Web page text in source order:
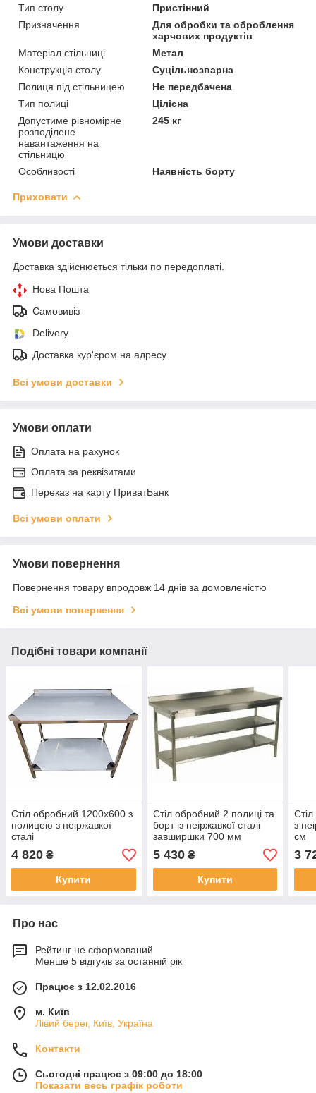
Тип столу
Пристінний
Призначення
Для обробки та оброблення
харчових продуктів
Матеріал стільниці
Метал
Конструкція столу
Суцільнозварна
Полиця під стільницею
Не передбачена
Тип полиці
Цілісна
Допустиме рівномірне
розподілене
навантаження на
стільницю
245 кг
Особливості Наявність борту
Приховати
Умови доставки
Доставка здійснюється тільки по передоплаті.
Нова Пошта
Самовивіз
Delivery
Доставка кур'єром на адресу
Всі умови доставки
Умови оплати
Оплата на рахунок
Оплата за реквізитами
Переказ на карту ПриватБанк
Всі умови оплати
Умови повернення
Повернення товару впродовж 14 днів за домовленістю
Всі умови повернення
Подібні товари компанії
Стіл обробний 1200х600 з
полицею з неіржавкої
сталі
4 820 ₴
Купити
Стіл обробний 2 полиці та
борт із неіржавкої сталі
завширшки 700 мм
5 430₴
Купити
з
см
3
Про нас
Рейтинг не сформований
Менше 5 відгуків за останній рік
Працює з 12.02.2016
м. Київ
Лівий берег, Київ, Україна
Контакти
Сьогодні працює з 09:00 до 18:00
Показати весь графік роботи